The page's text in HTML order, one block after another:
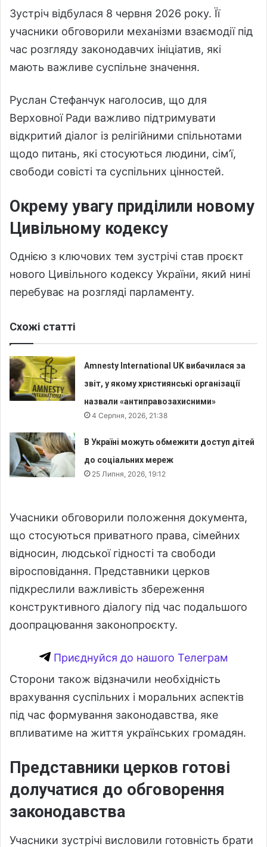
Зустріч відбулася 8 червня 2026 року. Її
учасники обговорили механізми взаємодії під
час розгляду законодавчих ініціатив, які
мають важливе суспільне значення.
Руслан Стефанчук наголосив, що для
Верховної Ради важливо підтримувати
відкритий діалог із релігійними спільнотами
щодо питань, які стосуються людини, сім’ї,
свободи совісті та суспільних цінностей.
Окрему увагу приділили новому
Цивільному кодексу
Однією з ключових тем зустрічі став проєкт
нового Цивільного кодексу України, який нині
перебуває на розгляді парламенту.
Схожі статті
Amnesty International UK вибачилася за
звіт, у якому християнські організації
назвали «антиправозахисними»
4 Серпня, 2026, 21:38
В Україні можуть обмежити доступ дітей
до соціальних мереж
25 Липня, 2026, 19:12
Учасники обговорили положення документа,
що стосуються приватного права, сімейних
відносин, людської гідності та свободи
віросповідання. Представники церков
підкреслили важливість збереження
конструктивного діалогу під час подальшого
доопрацювання законопроєкту.
Приєднуйся до нашого Телеграм
Сторони також відзначили необхідність
врахування суспільних і моральних аспектів
під час формування законодавства, яке
впливатиме на життя українських громадян.
Представники церков готові
долучатися до обговорення
законодавства
Учасники зустрічі висловили готовність брати